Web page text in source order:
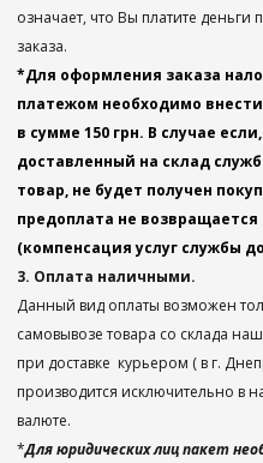
означает, что Вы платите деньги
заказа.
*Для оформления заказа
платежом необходимо
в сумме 150 грн. В случае если,
доставленный на склад
товар, не будет получен
предоплата не возвращается
(компенсация услуг службы
3. Оплата наличными.
Данный вид оплаты возможен
самовывозе товара со склада
при доставке курьером ( в г.
производится исключительно в
валюте.
*Для юридических лиц пакет